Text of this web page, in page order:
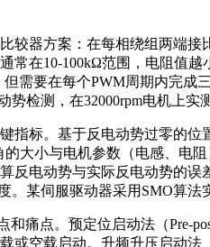
较器方案：在每相绕组两端
常在10-100kΩ范围，电阻值
需要在每个PWM周期内完成
势检测，在32000rpm电机上
指标。基于反电动势过零的
大小与电机参数（电感、电
反电动势与实际反电动势的
某伺服驱动器采用SMO算法
痛点。预定位启动法（Pre-
或空载启动。升频升压启动